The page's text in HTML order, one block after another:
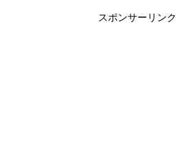
スポンサーリンク